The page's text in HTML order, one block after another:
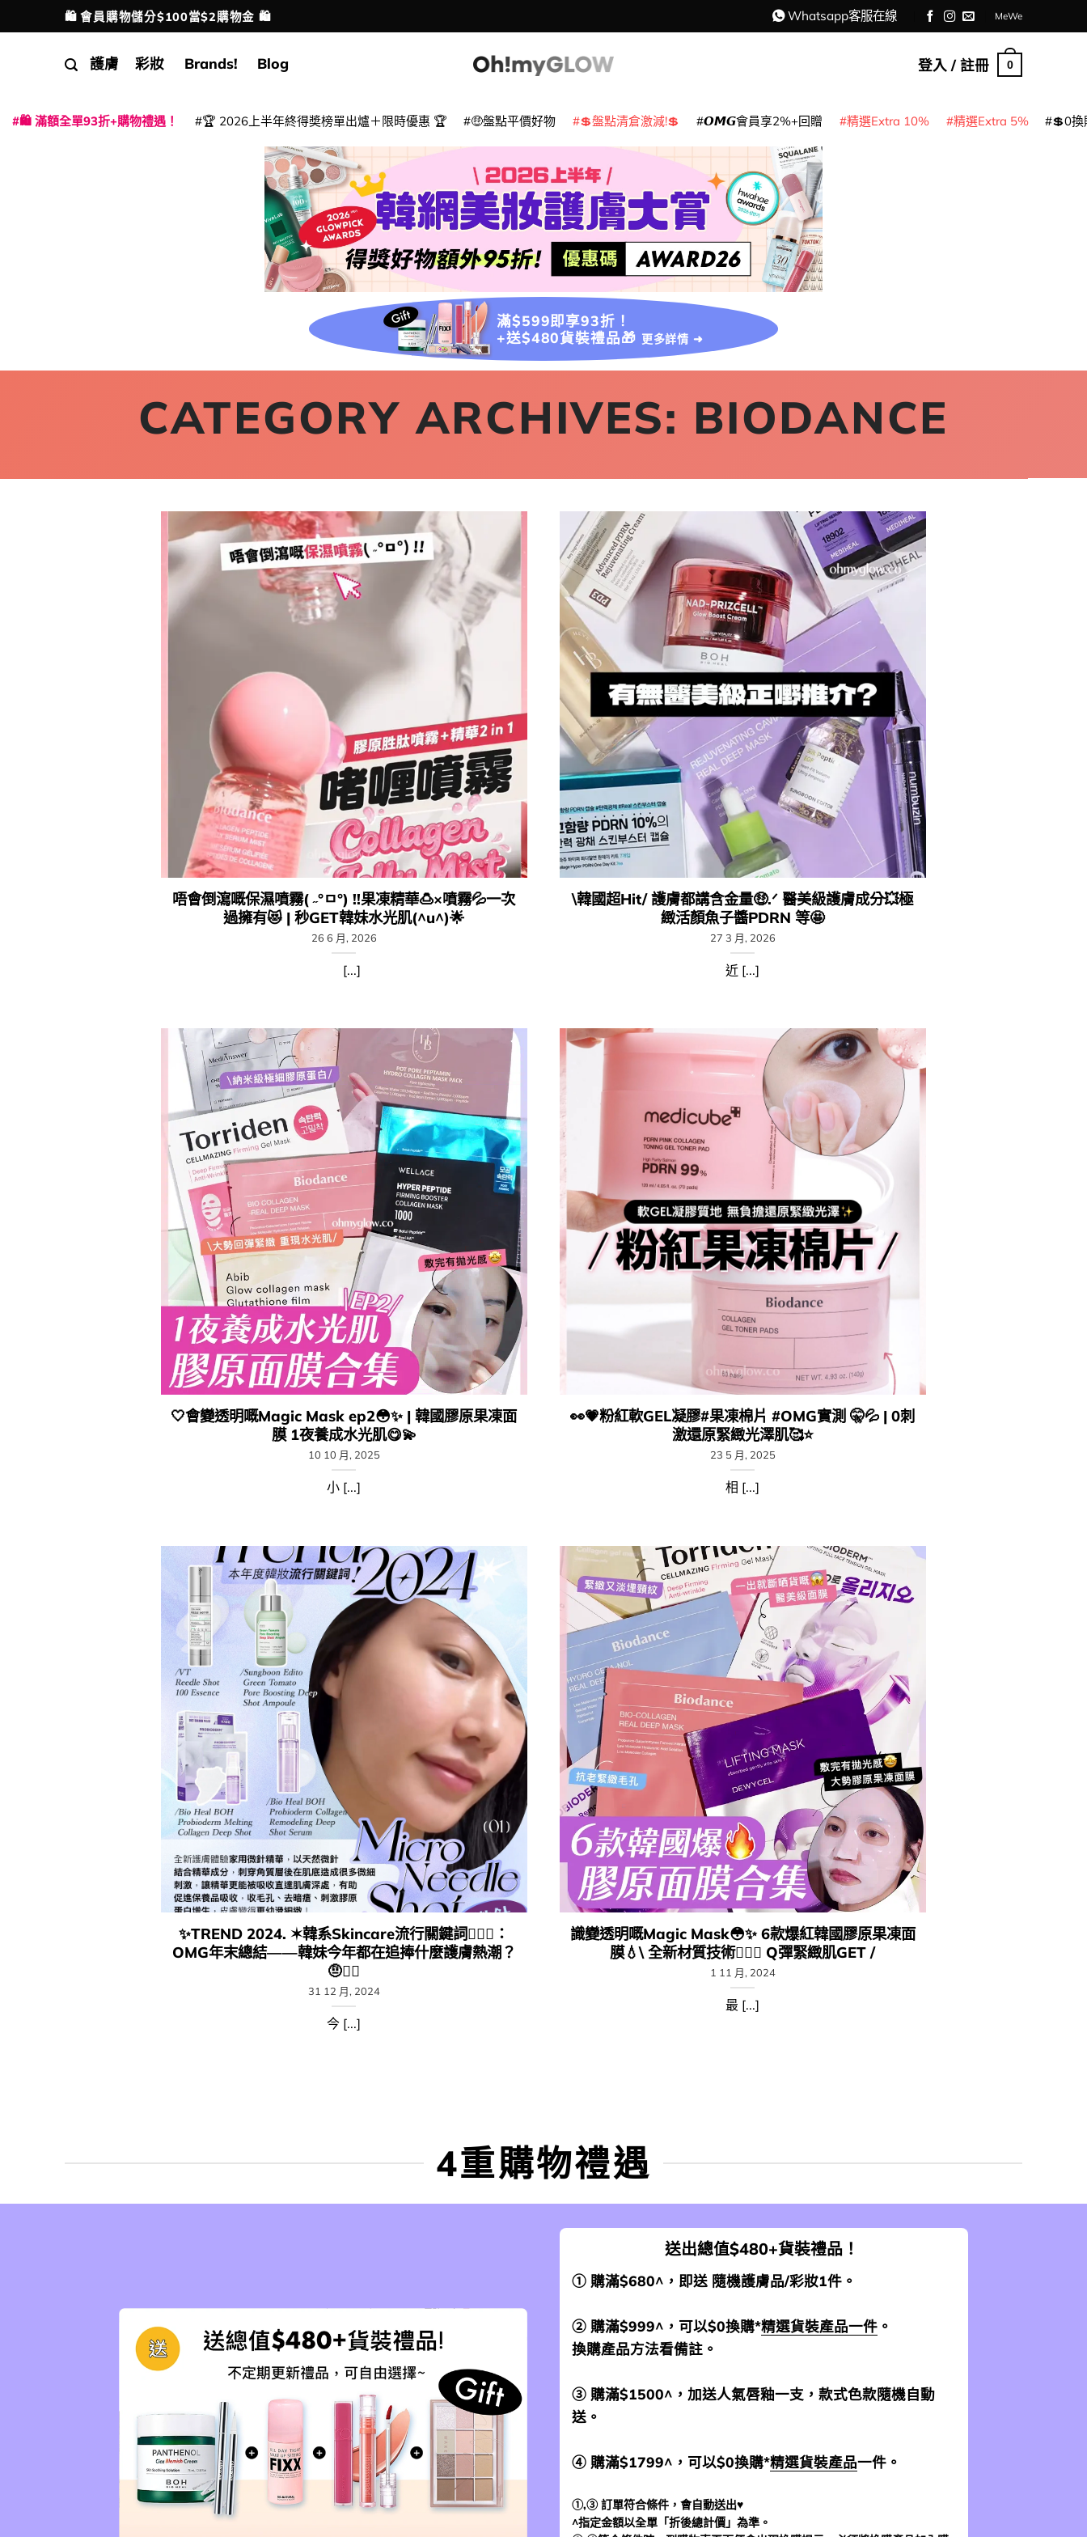
to
配送港澳
🛍️ 會員購物儲分$100當$2購物金 🛍️ Whatsapp客服在線 MeWe
護膚 彩妝 Brands! Blog 登入 / 註冊 0
🛍️ 滿額全單93折+購物禮遇！ 🏆 2026上半年終得奬榜單出爐＋限時優惠 🏆 🤑盤點平價好物 💲盤點清倉激減!💲 𝙊𝙈𝙂會員享2%+回贈 精選Extra 10% 精選Extra 5% 💲0換
滿$599即享93折！
+送$480貨裝禮品🎁 更多詳情 ➜
CATEGORY ARCHIVES: BIODANCE
唔會倒瀉嘅保濕噴霧( ˶°ㅁ°) !!️​果凍精華🍮​×噴霧💦一次
過擁有😻​​ | 秒GET韓妹水光肌(^u^)🌟
26 6 月, 2026
[...]
\韓國超Hit/ 護膚都講含金量🤑.ᐟ 醫美級護膚成分💥極
緻活顏魚子醬PDRN 等🤩
27 3 月, 2026
近 [...]
🤍​會變透明嘅Magic Mask ep2😳​✨ | 韓國膠原果凍面
膜 1夜養成水光肌😋​💫​
10 10 月, 2025
小 [...]
​👀​💗粉紅軟GEL凝膠​#果凍棉片 #OMG實測 🤫​💦​​​​ | 0刺
激還原緊緻光澤肌🥰​⭐​
23 5 月, 2025
相 [...]
✨TREND 2024. ​✶韓系Skincare流行關鍵詞💆🏻‍♀️：
OMG年末總結——韓妹今年都在追捧什麼護膚熱潮？​
🤨❤️‍🔥​
31 12 月, 2024
今 [...]
識變透明嘅Magic Mask😳​✨ 6款爆紅韓國膠原果凍面
膜💧\ 全新材質技術🧏🏻‍♀️​ Q彈緊緻肌GET /
1 11 月, 2024
最 [...]
4重購物禮遇
送出總值$480+貨裝禮品！
① 購滿$680^，即送 隨機護膚品/彩妝1件。
② 購滿$999^，可以$0換購*精選貨裝產品一件 。
換購產品方法看備註。
③ 購滿$1500^，加送人氣唇釉一支，款式色款隨機自動
送。
④ 購滿$1799^，可以$0換購*精選貨裝產品一件。
①,③ 訂單符合條件，會自動送出♥
^指定金額以全單「折後總計價」為準。